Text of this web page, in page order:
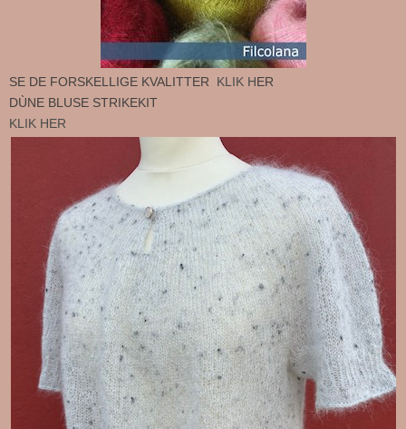
SE DE FORSKELLIGE KVALITTER KLIK HER
DÙNE BLUSE STRIKEKIT
KLIK HER